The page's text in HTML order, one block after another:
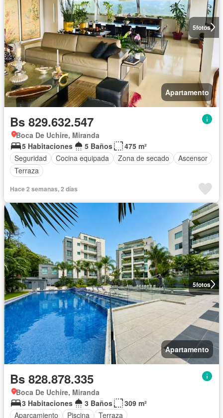
5fotos
Apartamento
Bs 829.632.547
Boca De Uchire, Miranda
5 Habitaciones
5 Baños
475 m²
Seguridad
Cocina equipada Zona de secado
Ascensor
Terraza
Hace 2 semanas, 2 días
5fotos
Apartamento
Bs 828.878.335
Boca De Uchire, Miranda
3 Habitaciones
3 Baños
309 m²
Aparcamiento
Piscina Terraza